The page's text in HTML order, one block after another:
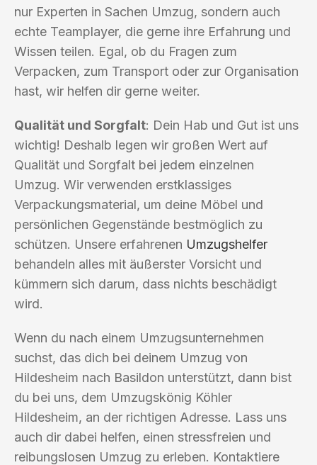
nur Experten in Sachen Umzug, sondern auch
echte Teamplayer, die gerne ihre Erfahrung und
Wissen teilen. Egal, ob du Fragen zum
Verpacken, zum Transport oder zur Organisation
hast, wir helfen dir gerne weiter.
Qualität und Sorgfalt: Dein Hab und Gut ist uns
wichtig! Deshalb legen wir großen Wert auf
Qualität und Sorgfalt bei jedem einzelnen
Umzug. Wir verwenden erstklassiges
Verpackungsmaterial, um deine Möbel und
persönlichen Gegenstände bestmöglich zu
schützen. Unsere erfahrenen Umzugshelfer
behandeln alles mit äußerster Vorsicht und
kümmern sich darum, dass nichts beschädigt
wird.
Wenn du nach einem Umzugsunternehmen
suchst, das dich bei deinem Umzug von
Hildesheim nach Basildon unterstützt, dann bist
du bei uns, dem Umzugskönig Köhler
Hildesheim, an der richtigen Adresse. Lass uns
auch dir dabei helfen, einen stressfreien und
reibungslosen Umzug zu erleben. Kontaktiere